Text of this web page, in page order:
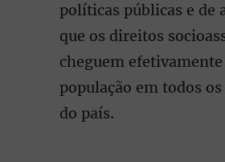
políticas públicas e de
que os direitos
cheguem efetivamente
população em todos
do país.